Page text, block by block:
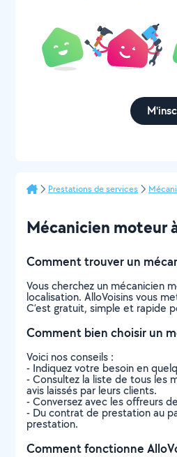
Prestations de services
Mécanicien moteur
Comment trouver un
Vous cherchez un mécanicien
localisation. AlloVoisins vous
C’est gratuit, simple et rapide
Comment bien choisir un
Voici nos conseils :
- Indiquez votre besoin en
- Consultez la liste de tous les
avis laissés par leurs clients.
- Conversez avec les offreurs
- Du contrat de prestation au
prestation.
Comment fonctionne